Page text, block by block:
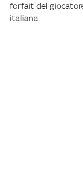
forfait del
italiana.